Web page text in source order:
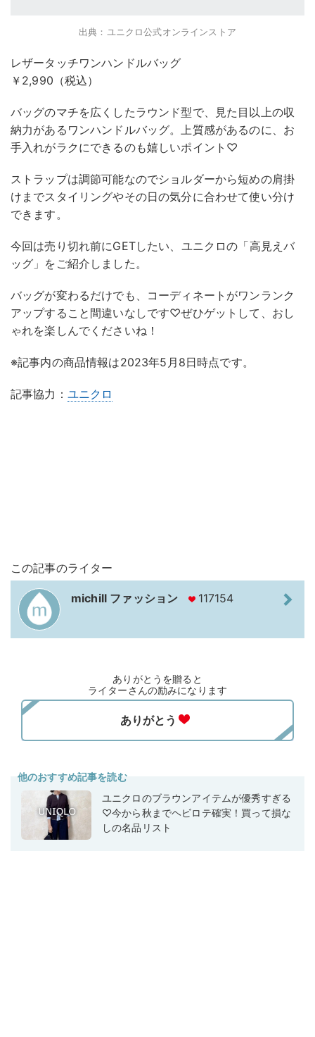
出典：ユニクロ公式オンラインストア
レザータッチワンハンドルバッグ
￥2,990（税込）
バッグのマチを広くしたラウンド型で、見た目以上の収
納力があるワンハンドルバッグ。上質感があるのに、お
手入れがラクにできるのも嬉しいポイント♡
ストラップは調節可能なのでショルダーから短めの肩掛
けまでスタイリングやその日の気分に合わせて使い分け
できます。
今回は売り切れ前にGETしたい、ユニクロの「高見えバ
ッグ」をご紹介しました。
バッグが変わるだけでも、コーディネートがワンランク
アップすること間違いなしです♡ぜひゲットして、おし
ゃれを楽しんでくださいね！
※記事内の商品情報は2023年5月8日時点です。
記事協力： ユニクロ
この記事のライター
michill ファッション 117154
ありがとうを贈ると
ライターさんの励みになります
他のおすすめ記事を読む
ユニクロのブラウンアイテムが優秀すぎる
♡今から秋までヘビロテ確実！買って損な
しの名品リスト